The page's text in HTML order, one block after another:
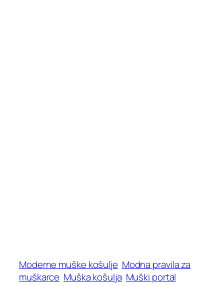
Moderne muške košulje Modna pravila za
muškarce Muška košulja Muški portal